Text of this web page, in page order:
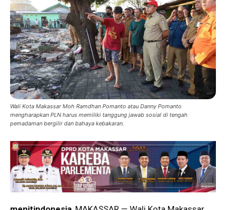
Wali Kota Makassar Moh Ramdhan Pomanto atau Danny Pomanto
mengharapkan PLN harus memiliki tanggung jawab sosial di tengah
pemadaman bergilir dan bahaya kebakaran.